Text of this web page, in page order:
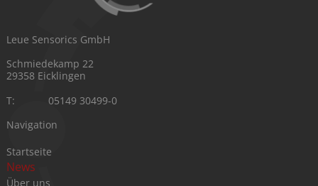
Leue Sensorics GmbH
Schmiedekamp 22
29358 Eicklingen
T:
05149 30499-0
Navigation
Navigation
überspringen
Startseite
News
Über uns